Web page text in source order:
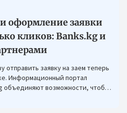
оформление заявки
кликов: Banks.kg и
отправить заявку на заем теперь
Информационный портал
объединяют возможности, чтобы